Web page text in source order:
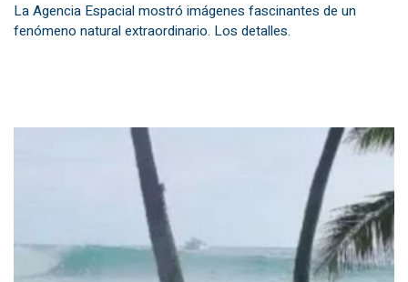
La Agencia Espacial mostró imágenes fascinantes de un
fenómeno natural extraordinario. Los detalles.